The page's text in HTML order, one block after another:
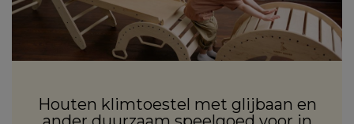
Houten klimtoestel met glijbaan en